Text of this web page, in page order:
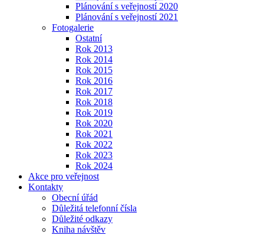
Plánování s veřejností 2020
Plánování s veřejností 2021
Fotogalerie
Ostatní
Rok 2013
Rok 2014
Rok 2015
Rok 2016
Rok 2017
Rok 2018
Rok 2019
Rok 2020
Rok 2021
Rok 2022
Rok 2023
Rok 2024
Akce pro veřejnost
Kontakty
Obecní úřád
Důležitá telefonní čísla
Důležité odkazy
Kniha návštěv